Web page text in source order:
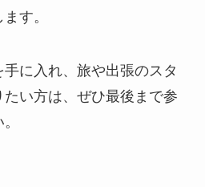
す。
に入れ、旅や出張のスタ
い方は、ぜひ最後まで参